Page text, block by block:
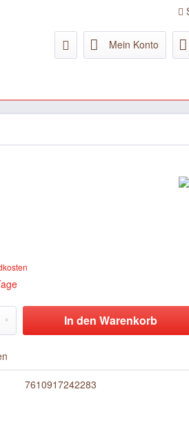
Mein Konto
In den Warenkorb
7610917242283